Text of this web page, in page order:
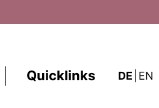
Quicklinks DE EN